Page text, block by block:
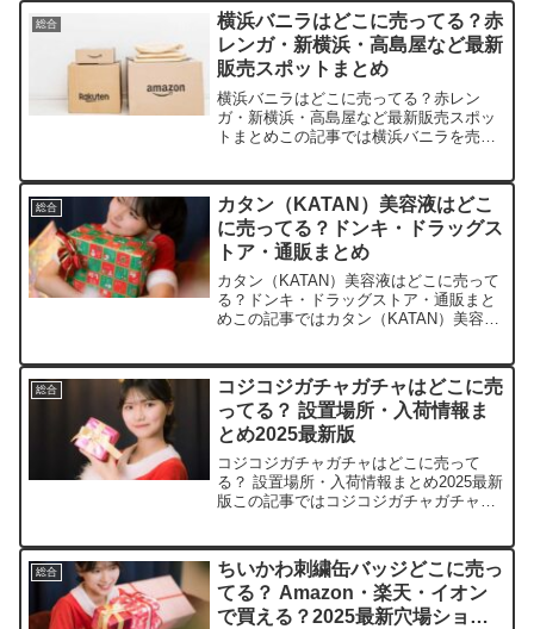
そもそもダイソーで買える？押入れフリ
ーラックの基本情報と...
総合
横浜バニラはどこに売ってる？赤
レンガ・新横浜・高島屋など最新
販売スポットまとめ
横浜バニラはどこに売ってる？赤レン
ガ・新横浜・高島屋など最新販売スポッ
トまとめこの記事では横浜バニラを売っ
名価格（税込）特徴楽天市場約2,200円～
ポイント還元や送料無...
総合
カタン（KATAN）美容液はどこ
に売ってる？ドンキ・ドラッグス
トア・通販まとめ
カタン（KATAN）美容液はどこに売って
る？ドンキ・ドラッグストア・通販まと
めこの記事ではカタン（KATAN）美容液
す。販売店価格帯備考楽天市場約3,000
円〜4,000...
総合
コジコジガチャガチャはどこに売
ってる？ 設置場所・入荷情報ま
とめ2025最新版
コジコジガチャガチャはどこに売って
る？ 設置場所・入荷情報まとめ2025最新
版この記事ではコジコジガチャガチャを
通販サイト平均価格（1回分）特徴・おす
すめポイントAma...
総合
ちいかわ刺繍缶バッジどこに売っ
てる？ Amazon・楽天・イオン
で買える？2025最新穴場ショッ